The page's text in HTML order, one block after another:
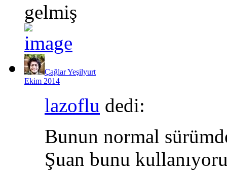
gelmiş
Çağlar Yeşilyurt
Ekim 2014
lazoflu dedi:
Bunun normal
Şuan bunu